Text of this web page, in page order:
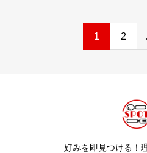
1 2
好みを即見つける！